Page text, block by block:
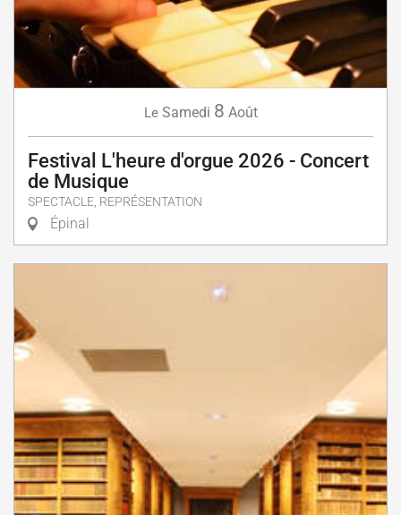
Le Samedi 8 Août
Festival L'heure d'orgue 2026 - Concert
de Musique
SPECTACLE, REPRÉSENTATION
Épinal